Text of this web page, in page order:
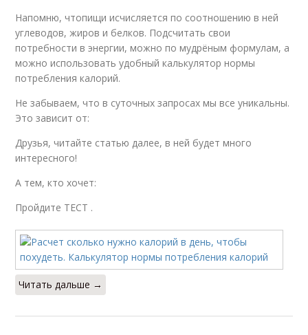
Напомню, чтопищи исчисляется по соотношению в ней
углеводов, жиров и белков. Подсчитать свои
потребности в энергии, можно по мудрёным формулам, а
можно использовать удобный калькулятор нормы
потребления калорий.
Не забываем, что в суточных запросах мы все уникальны.
Это зависит от:
Друзья, читайте статью далее, в ней будет много
интересного!
А тем, кто хочет:
Пройдите ТЕСТ .
Читать дальше →